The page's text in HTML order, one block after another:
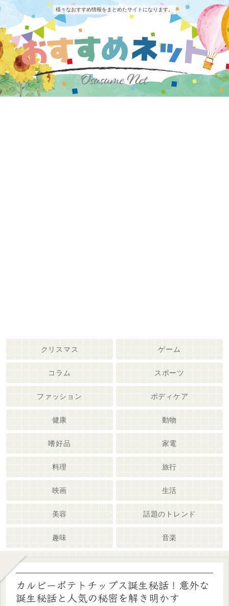
様々なおすすめ情報をまとめたサイトになります。
クリスマス ゲーム
コラム スポーツ
ファッション ボディケア
健康 動物
嗜好品 家電
料理 旅行
映画 生活
美容 話題のトレンド
趣味 音楽
カルビーポテトチップス誕生秘話！意外な
誕生秘話と人気の秘密を解き明かす